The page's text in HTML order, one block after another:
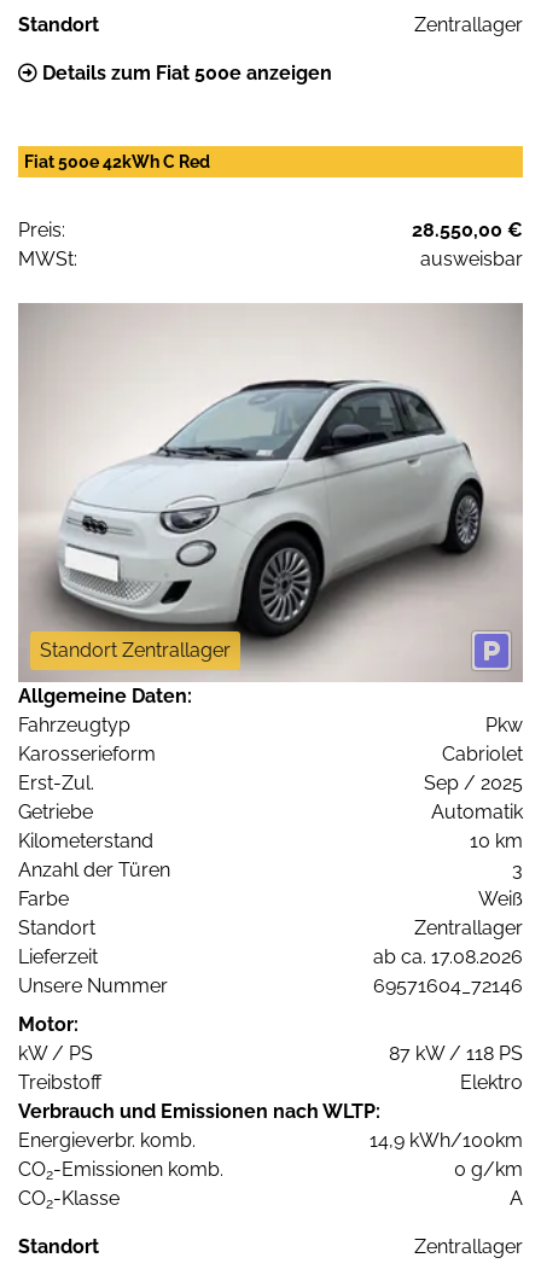
Standort Zentrallager
Details zum Fiat 500e anzeigen
Fiat 500e 42kWh C Red
Preis:
28.550,00 €
MWSt:
ausweisbar
Standort Zentrallager
Allgemeine Daten:
Fahrzeugtyp
Pkw
Karosserieform
Cabriolet
Erst-Zul.
Sep / 2025
Getriebe
Automatik
Kilometerstand
10 km
Anzahl der Türen
3
Farbe
Weiß
Standort
Zentrallager
Lieferzeit
ab ca. 17.08.2026
Unsere Nummer
69571604_72146
Motor:
kW / PS
87 kW / 118 PS
Treibstoff
Elektro
Verbrauch und Emissionen nach WLTP:
Energieverbr. komb.
14,9 kWh/100km
CO2-Emissionen komb.
0 g/km
CO2-Klasse A
Standort Zentrallager